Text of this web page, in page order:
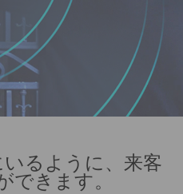
るように、来客
できます。